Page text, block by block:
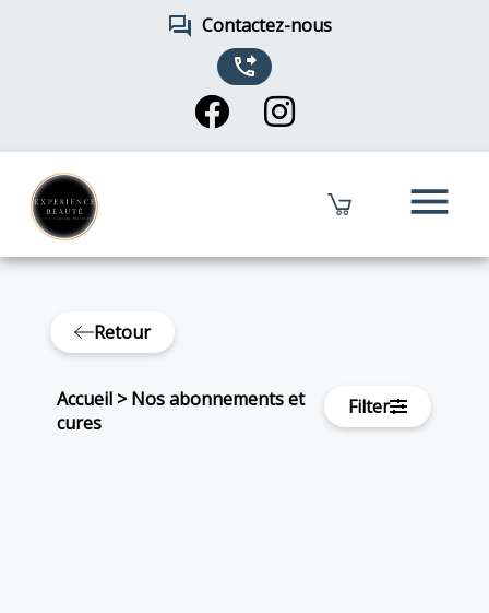
forum Contactez-nous
phone_forwarded
menu
Retour
Accueil >Nos abonnements et
cures
Filter